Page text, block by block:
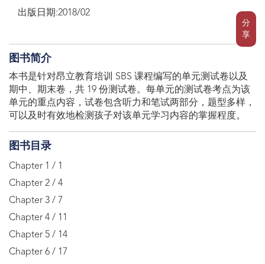
分
享
出版日期:2018/02
图书简介
本书是针对昂立教育培训 SBS 课程编写的单元测试卷以及
期中、期末卷，共 19 份测试卷。每单元的测试卷考点为该
单元的重点内容，试卷包含听力和笔试两部分，题型多样，
可以及时有效地检测孩子对该单元学习内容的掌握程度。
图书目录
Chapter 1 / 1
Chapter 2 / 4
Chapter 3 / 7
Chapter 4 / 11
Chapter 5 / 14
Chapter 6 / 17